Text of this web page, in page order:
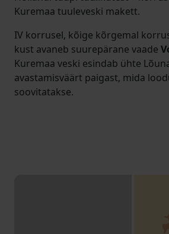
Kuremaa tuuleveski makett.
IV korrusel, kõige kõrgemal
kust avaneb suurepärane vaade
Kuremaa veski esindab ühte
avastamisväärt paigast, mida
soovitatakse.